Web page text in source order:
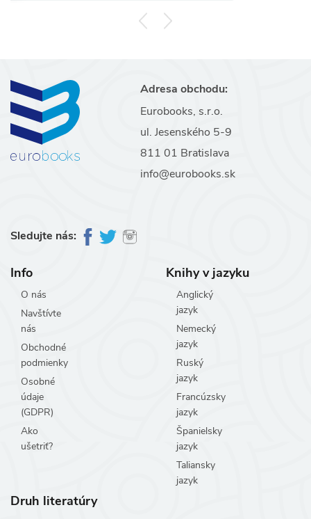
Adresa obchodu:
Eurobooks, s.r.o.
ul. Jesenského 5-9
811 01 Bratislava
info@eurobooks.sk
Sledujte nás:
Info
O nás
Navštívte
nás
Obchodné
podmienky
Osobné
údaje
(GDPR)
Ako
ušetriť?
Knihy v jazyku
Anglický
jazyk
Nemecký
jazyk
Ruský
jazyk
Francúzsky
jazyk
Španielsky
jazyk
Taliansky
jazyk
Druh literatúry